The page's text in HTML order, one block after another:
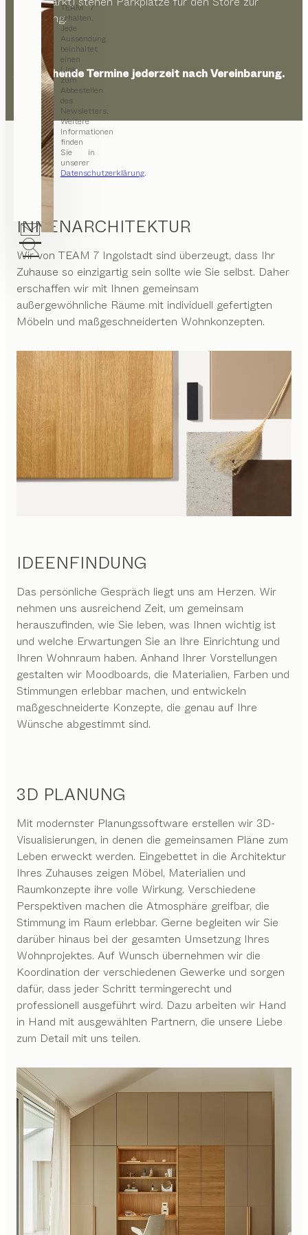
TEAM 7
erhalten.
Jede
Aussendung
beinhaltet
einen
Link
zum
Abbestellen
des
Newsletters.
Weitere
Informationen
finden
Sie in
unserer
Datenschutzerklärung.
Verfügung.
Abweichende Termine jederzeit nach Vereinbarung.
INNENARCHITEKTUR
Wir von TEAM 7 Ingolstadt sind überzeugt, dass Ihr
Zuhause so einzigartig sein sollte wie Sie selbst. Daher
erschaffen wir mit Ihnen gemeinsam
außergewöhnliche Räume mit individuell gefertigten
Möbeln und maßgeschneiderten Wohnkonzepten.
IDEENFINDUNG
Das persönliche Gespräch liegt uns am Herzen. Wir
nehmen uns ausreichend Zeit, um gemeinsam
herauszufinden, wie Sie leben, was Ihnen wichtig ist
und welche Erwartungen Sie an Ihre Einrichtung und
Ihren Wohnraum haben. Anhand Ihrer Vorstellungen
gestalten wir Moodboards, die Materialien, Farben und
Stimmungen erlebbar machen, und entwickeln
maßgeschneiderte Konzepte, die genau auf Ihre
Wünsche abgestimmt sind.
3D PLANUNG
Mit modernster Planungssoftware erstellen wir 3D-
Visualisierungen, in denen die gemeinsamen Pläne zum
Leben erweckt werden. Eingebettet in die Architektur
Ihres Zuhauses zeigen Möbel, Materialien und
Raumkonzepte ihre volle Wirkung. Verschiedene
Perspektiven machen die Atmosphäre greifbar, die
Stimmung im Raum erlebbar. Gerne begleiten wir Sie
darüber hinaus bei der gesamten Umsetzung Ihres
Wohnprojektes. Auf Wunsch übernehmen wir die
Koordination der verschiedenen Gewerke und sorgen
dafür, dass jeder Schritt termingerecht und
professionell ausgeführt wird. Dazu arbeiten wir Hand
in Hand mit ausgewählten Partnern, die unsere Liebe
zum Detail mit uns teilen.